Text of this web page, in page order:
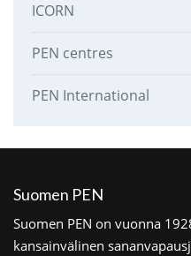
ICORN
PEN centres
PEN International
Suomen PEN
Suomen PEN on vuonna
kansainvälinen